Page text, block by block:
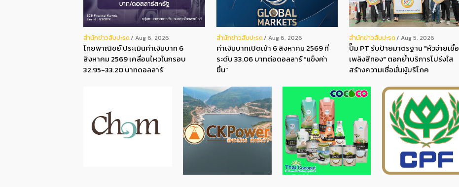
สํานักข่าวสับปะรด Aug 6, 2026
ไทยพาณิชย์ ประเมินค่าเงินบาท 6
สิงหาคม 2569 เคลื่อนไหวในกรอบ
32.95-33.20 บาทดอลลาร์
สํานักข่าวสับปะรด Aug 6, 2026
ค่าเงินบาทเปิดเช้า 6 สิงหาคม 2569 ที่
ระดับ 33.06 บาทต่อดอลลาร์ “แข็งค่า
ขึ้น”
สํานักข่าวสับปะรด Aug 5, 2026
ปั๊ม PT รับป้ายมาตรฐาน "หัวจ่ายเชื้อ
เพลิงสีทอง" ตอกย้ำบริการโปร่งใส
สร้างความเชื่อมั่นผู้บริโภค